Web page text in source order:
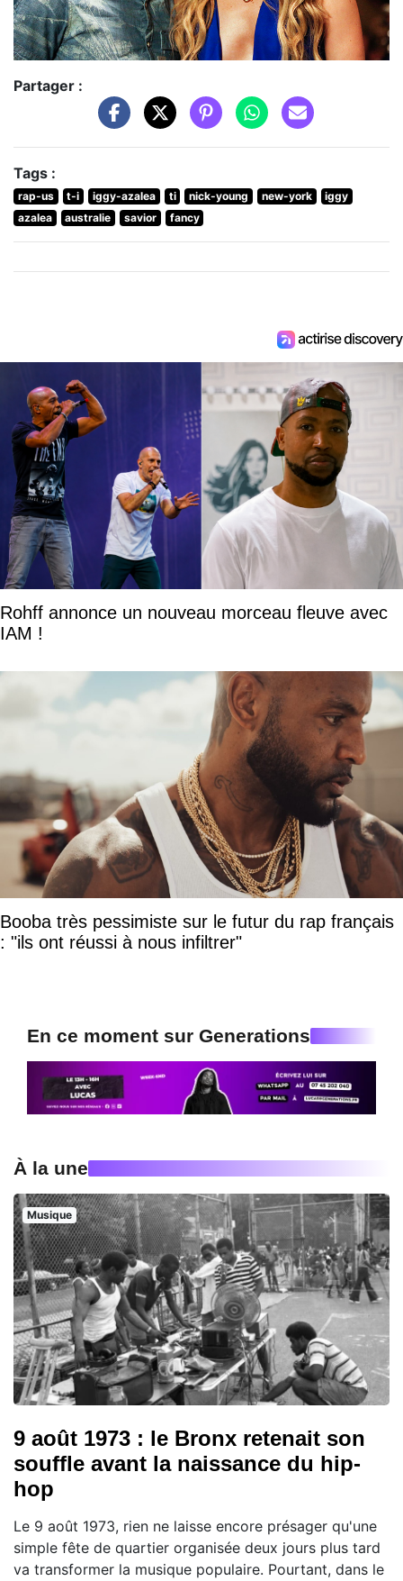
Partager :
Tags :
rap-us t-i iggy-azalea ti nick-young new-york
iggy
azalea
australie savior fancy
Rohff annonce un nouveau morceau fleuve avec
IAM !
Booba très pessimiste sur le futur du rap français
: "ils ont réussi à nous infiltrer"
En ce moment sur Generations
À la une
Musique
9 août 1973 : le Bronx retenait son
souffle avant la naissance du hip-
hop
Le 9 août 1973, rien ne laisse encore présager qu'une
simple fête de quartier organisée deux jours plus tard
va transformer la musique populaire. Pourtant, dans le